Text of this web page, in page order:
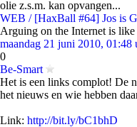
olie z.s.m. kan opvangen...
WEB / [HaxBall #64] Jos is
Arguing on the Internet is
maandag 21 juni 2010, 01:48
0
Be-Smart
Het is een links complot! De
het nieuws en wie hebben
Link: http://bit.ly/bC1bhD